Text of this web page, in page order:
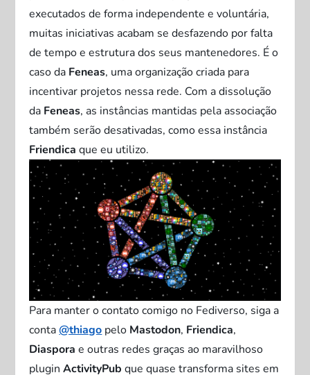
executados de forma independente e voluntária,
muitas iniciativas acabam se desfazendo por falta
de tempo e estrutura dos seus mantenedores. É o
caso da Feneas, uma organização criada para
incentivar projetos nessa rede. Com a dissolução
da Feneas, as instâncias mantidas pela associação
também serão desativadas, como essa instância
Friendica que eu utilizo.
Para manter o contato comigo no Fediverso, siga a
conta@thiago pelo Mastodon, Friendica,
Diaspora e outras redes graças ao maravilhoso
pluginActivityPub que quase transforma sites em